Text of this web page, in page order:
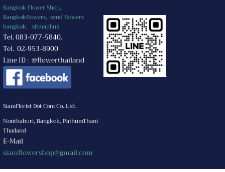
Bangkok Flower Shop,
Bangkokflowers, send flowers
bangkok, sitmaplink
Tel. 083-077-5840.
Tel. 02-953-8900
Line ID : @flowerthailand
.
SiamFlorist Dot Com Co.,Ltd.
Nonthaburi, Bangkok, PathumThani
Thailand
E-Mail
siamflowershop@gmail.com